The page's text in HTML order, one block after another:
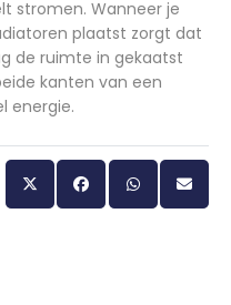
stromen. Wanneer je
plaatst zorgt dat
de ruimte in gekaatst
kanten van een
energie.